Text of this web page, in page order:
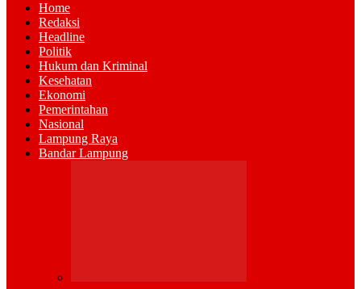
Home
Redaksi
Headline
Politik
Hukum dan Kriminal
Kesehatan
Ekonomi
Pemerintahan
Nasional
Lampung Raya
Bandar Lampung